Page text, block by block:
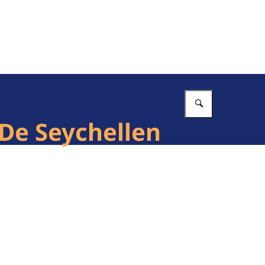
Seychellen